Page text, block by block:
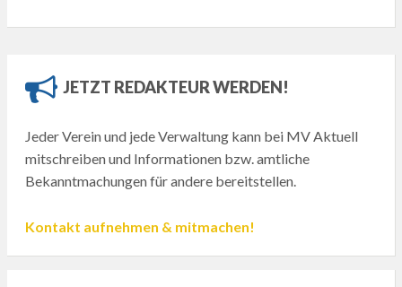
JETZT REDAKTEUR WERDEN!
Jeder Verein und jede Verwaltung kann bei MV Aktuell
mitschreiben und Informationen bzw. amtliche
Bekanntmachungen für andere bereitstellen.
Kontakt aufnehmen & mitmachen!